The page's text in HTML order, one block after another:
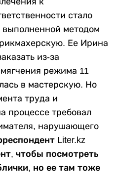
стало
выполненной методом
Ее Ирина
из-за
режима 11
в мастерскую. Но
труда и
процессе требовал
нарушающего
Liter.kz
чтобы посмотреть
но ее там тоже